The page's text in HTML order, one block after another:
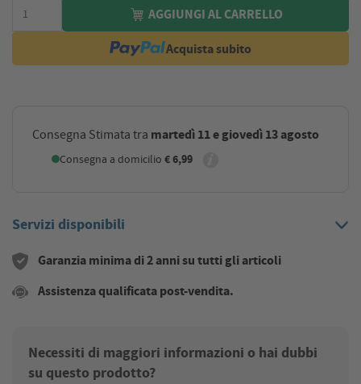
AGGIUNGI AL CARRELLO
Acquista subito
Consegna Stimata tra martedì 11 e giovedì 13 agosto
Consegna a domicilio € 6,99
Servizi disponibili
Garanzia minima di 2 anni su tutti gli articoli
Assistenza qualificata post-vendita.
Necessiti di maggiori informazioni o hai dubbi
su questo prodotto?